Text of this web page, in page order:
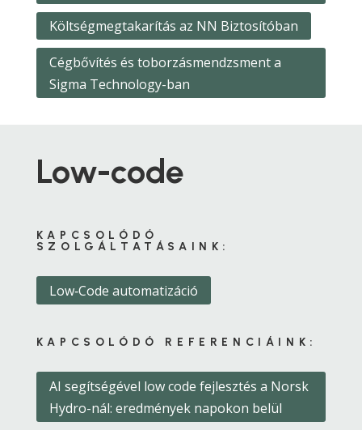
Költségmegtakarítás az NN Biztosítóban
Cégbővítés és toborzásmendzsment a
Sigma Technology-ban
Low-code
KAPCSOLÓDÓ
SZOLGÁLTATÁSAINK:
Low‑Code automatizáció
KAPCSOLÓDÓ REFERENCIÁINK:
AI segítségével low code fejlesztés a Norsk
Hydro-nál: eredmények napokon belül